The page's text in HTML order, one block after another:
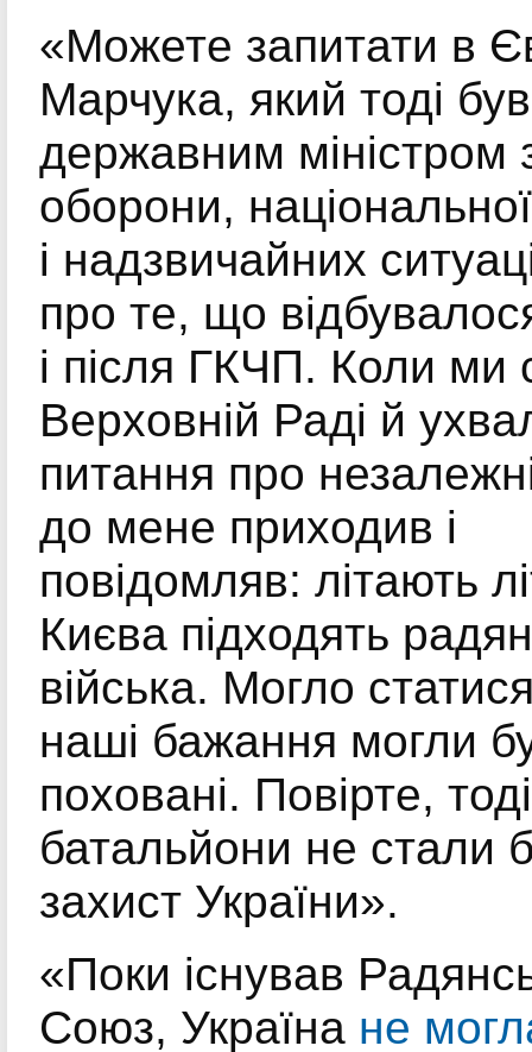
«Можете запитати в
Марчука, який тоді був
державним міністром
оборони,
і надзвичайних
про те, що
і після ГКЧП. Коли ми
Верховній Раді й
питання про
до мене приходив і
повідомляв: літають
Києва підходять
війська. Могло
наші бажання могли
поховані. Повірте,
батальйони не стали
захист України».
«Поки існував
Союз, Україна не